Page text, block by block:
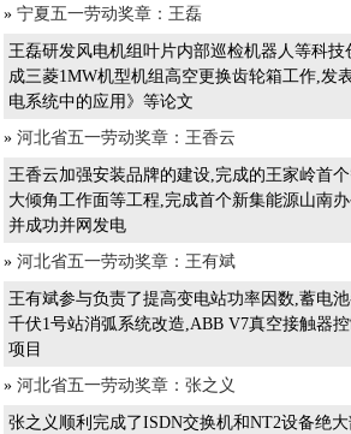
» 宁夏五一劳动奖章：王磊
王磊研发风电机组叶片内部巡检机器人等科
成三菱1MW机型机组高空更换齿轮箱工作,发
电系统中的应用》等论文
» 河北省五一劳动奖章：王香云
王香云加强安装品牌的建设,完成的王家岭首
大倾角工作面等工程,完成首个新集能源山南
并成功并网发电
» 河北省五一劳动奖章：王有斌
王有斌参与负责了提高变电站功率因数,蓄电
千伏1号站消弧系统改造,ABB V7真空接触器
项目
» 河北省五一劳动奖章：张之义
张之义顺利完成了ISDN交换机和NT2设备绝